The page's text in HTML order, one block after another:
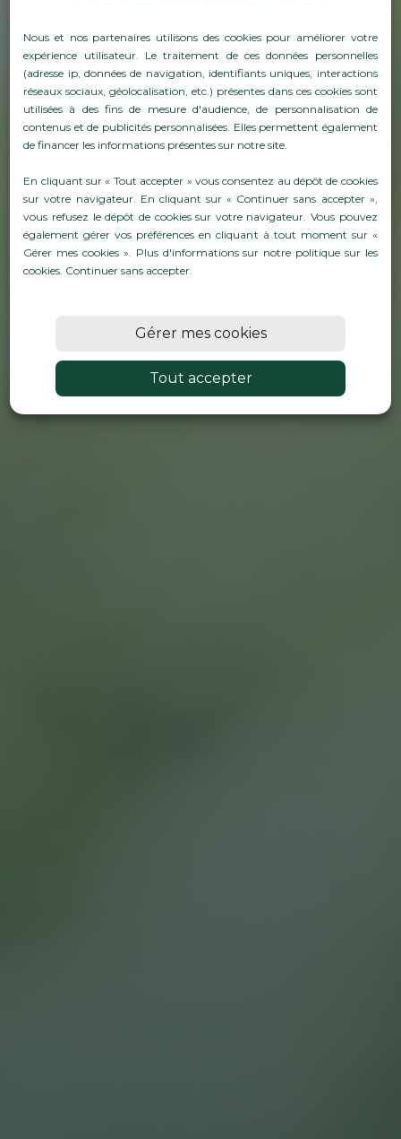
CONTENEURS FILS POUR
LE STOCKAGE ET LE
TRANSPORT DU VIN ET
CHAMPAGNE
Nous et nos partenaires utilisons des cookies pour améliorer votre
expérience utilisateur. Le traitement de ces données personnelles
(adresse ip, données de navigation, identifiants uniques, interactions
réseaux sociaux, géolocalisation, etc.) présentes dans ces cookies sont
utilisées à des fins de mesure d'audience, de personnalisation de
contenus et de publicités personnalisées. Elles permettent également
de financer les informations présentes sur notre site.
En cliquant sur « Tout accepter » vous consentez au dépôt de cookies
sur votre navigateur. En cliquant sur « Continuer sans accepter »,
vous refusez le dépôt de cookies sur votre navigateur. Vous pouvez
également gérer vos préférences en cliquant à tout moment sur «
Gérer mes cookies ». Plus d'informations sur notre politique sur les
cookies. Continuer sans accepter.
Gérer mes cookies
Tout accepter